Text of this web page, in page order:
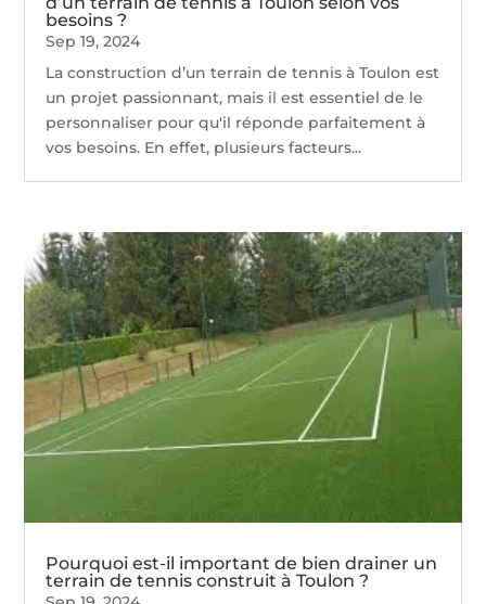
besoins ?
Sep 19, 2024
La construction d’un terrain de tennis à Toulon est
un projet passionnant, mais il est essentiel de le
personnaliser pour qu'il réponde parfaitement à
vos besoins. En effet, plusieurs facteurs...
Pourquoi est-il important de bien drainer un
terrain de tennis construit à Toulon ?